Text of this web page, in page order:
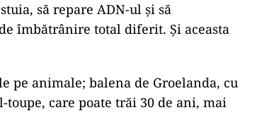
să repare ADN-ul și să
îmbătrânire total diferit. Și aceasta
pe animale; balena de Groelanda, cu
toupe, care poate trăi 30 de ani, mai